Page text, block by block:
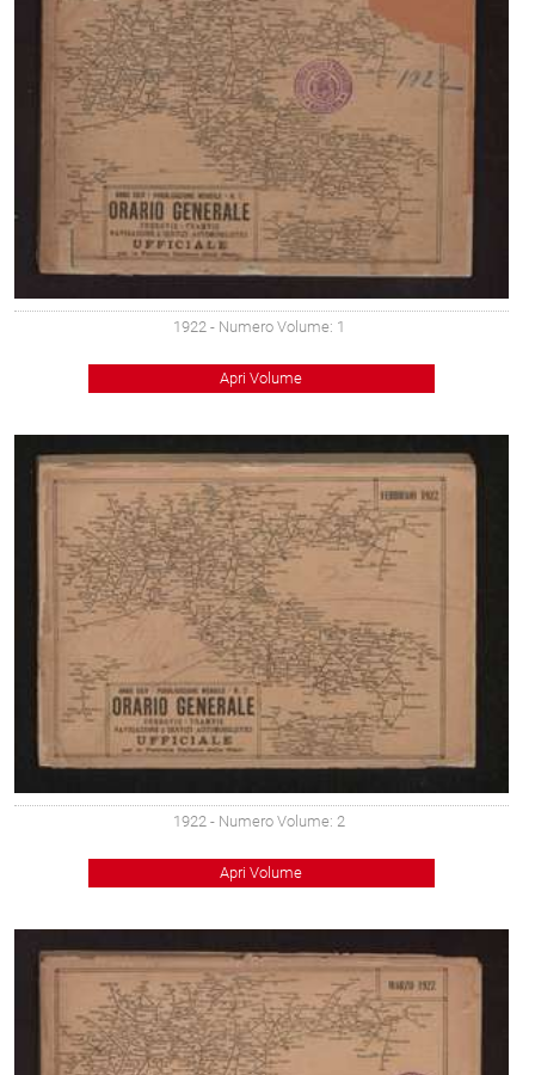
1922 - Numero Volume: 1
Apri Volume
1922 - Numero Volume: 2
Apri Volume